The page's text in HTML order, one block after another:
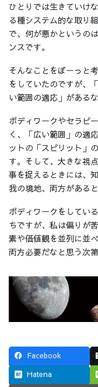
ひとりでは生きていけ
る種システム的な取り
で、何が悪かというの
ンスです。
そんなことをぼーっと
をしていたのですが、
い範囲の適応」がある
ボディワークやセラピ
く、「広い範囲」の適
ットの「スピリット」
す。そして、大きな視
事を捉えるときには、
我の境地、両方がある
ボディワークをしてい
ちですが、私は偏りが
素や価値観を並列に並
両方必要だなと思う次第
Facebook
Hatena